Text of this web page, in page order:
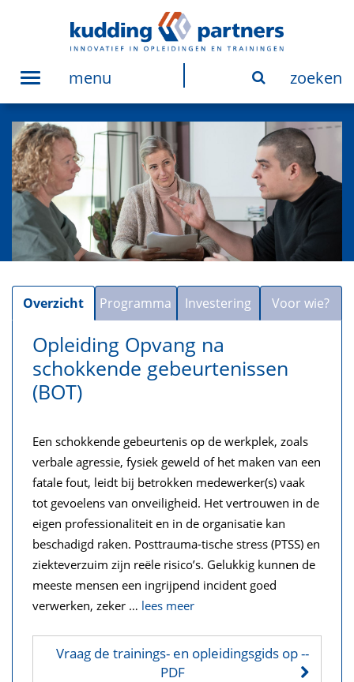
zoeken
Toggle
menu
Overzicht Programma Investering Voor wie?
Opleiding Opvang na
schokkende gebeurtenissen
(BOT)
Een schokkende gebeurtenis op de werkplek, zoals
verbale agressie, fysiek geweld of het maken van een
fatale fout, leidt bij betrokken medewerker(s) vaak
tot gevoelens van onveiligheid. Het vertrouwen in de
eigen professionaliteit en in de organisatie kan
beschadigd raken. Posttrauma-tische stress (PTSS) en
ziekteverzuim zijn reële risico’s. Gelukkig kunnen de
meeste mensen een ingrijpend incident goed
verwerken, zeker … lees meer
Vraag de trainings- en opleidingsgids op--
PDF